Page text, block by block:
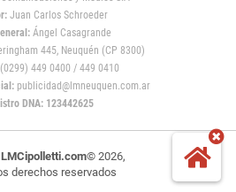
Juan Carlos Schroeder
Ángel Casagrande
445, Neuquén (CP 8300)
(0299) 449 0400 / 449 0410
publicidad@lmneuquen.com.ar
DNA: 123442625
LMCipolletti.com© 2026,
derechos reservados